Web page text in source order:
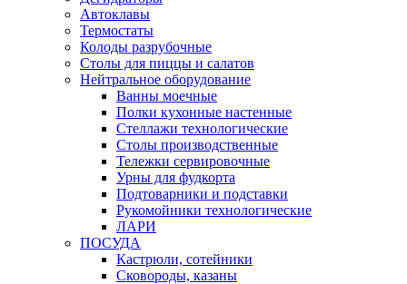
Автоклавы
Термостаты
Колоды разрубочные
Столы для пиццы и салатов
Нейтральное оборудование
Ванны моечные
Полки кухонные настенные
Стеллажи технологические
Столы производственные
Тележки сервировочные
Урны для фудкорта
Подтоварники и подставки
Рукомойники технологические
ЛАРИ
ПОСУДА
Кастрюли, сотейники
Сковороды, казаны